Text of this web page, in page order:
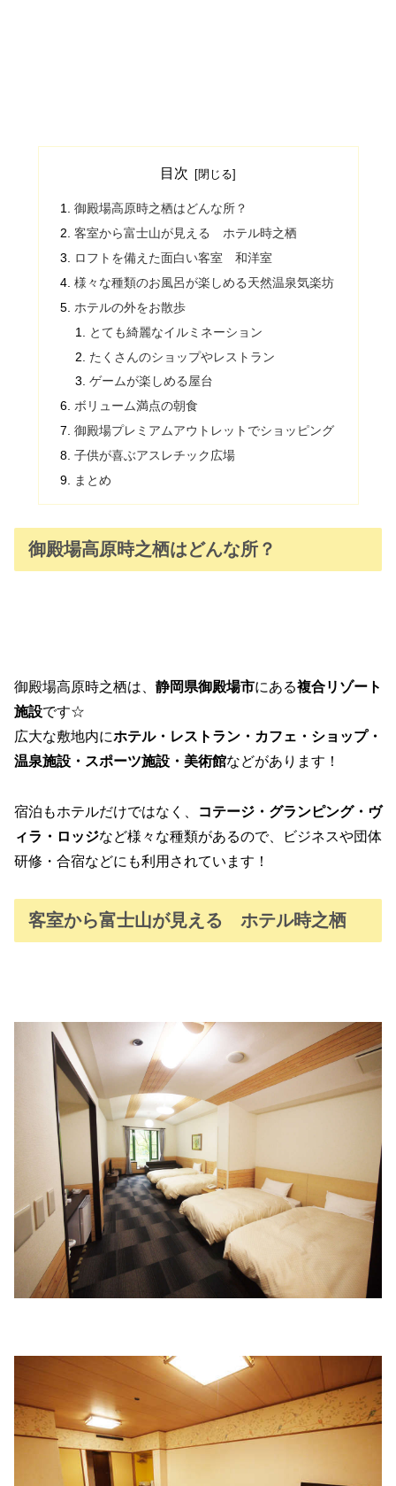
目次
御殿場高原時之栖はどんな所？
客室から富士山が見える ホテル時之栖
ロフトを備えた面白い客室 和洋室
様々な種類のお風呂が楽しめる天然温泉気楽坊
ホテルの外をお散歩
とても綺麗なイルミネーション
たくさんのショップやレストラン
ゲームが楽しめる屋台
ボリューム満点の朝食
御殿場プレミアムアウトレットでショッピング
子供が喜ぶアスレチック広場
まとめ
御殿場高原時之栖はどんな所？
御殿場高原時之栖は、 静岡県御殿場市にある複合リゾート
施設です☆
広大な敷地内にホテル・レストラン・カフェ・ショップ・
温泉施設・スポーツ施設・美術館などがあります！
宿泊もホテルだけではなく、
コテージ・グランピング・ヴ
ィラ・ロッジなど様々な種類があるので、ビジネスや団体
研修・合宿などにも利用されています！
客室から富士山が見える ホテル時之栖